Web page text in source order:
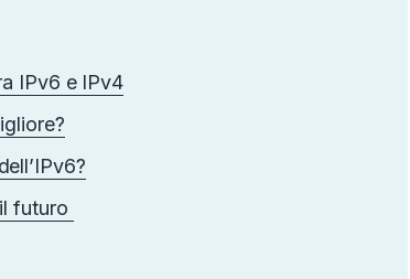
IPv6 e IPv4
futuro